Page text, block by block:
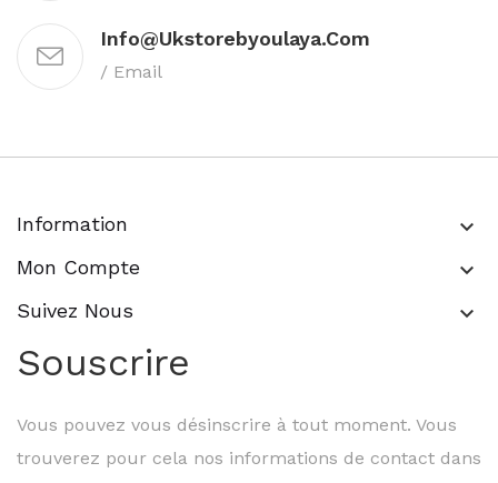
Info@ukstorebyoulaya.com
/ Email
Information keyboard_arrow_down
Mon Compte keyboard_arrow_down
Suivez Nous keyboard_arrow_down
Souscrire
Vous pouvez vous désinscrire à tout moment. Vous
trouverez pour cela nos informations de contact dans